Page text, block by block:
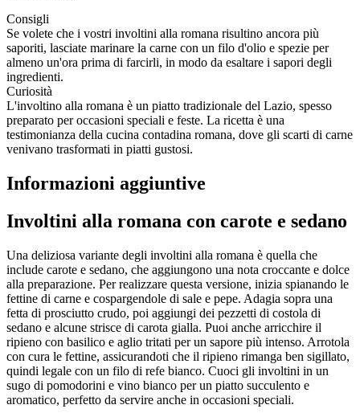
Consigli
Se volete che i vostri involtini alla romana risultino ancora più
saporiti, lasciate marinare la carne con un filo d'olio e spezie per
almeno un'ora prima di farcirli, in modo da esaltare i sapori degli
ingredienti.
Curiosità
L'involtino alla romana è un piatto tradizionale del Lazio, spesso
preparato per occasioni speciali e feste. La ricetta è una
testimonianza della cucina contadina romana, dove gli scarti di carne
venivano trasformati in piatti gustosi.
Informazioni aggiuntive
Involtini alla romana con carote e sedano
Una deliziosa variante degli involtini alla romana è quella che
include carote e sedano, che aggiungono una nota croccante e dolce
alla preparazione. Per realizzare questa versione, inizia spianando le
fettine di carne e cospargendole di sale e pepe. Adagia sopra una
fetta di prosciutto crudo, poi aggiungi dei pezzetti di costola di
sedano e alcune strisce di carota gialla. Puoi anche arricchire il
ripieno con basilico e aglio tritati per un sapore più intenso. Arrotola
con cura le fettine, assicurandoti che il ripieno rimanga ben sigillato,
quindi legale con un filo di refe bianco. Cuoci gli involtini in un
sugo di pomodorini e vino bianco per un piatto succulento e
aromatico, perfetto da servire anche in occasioni speciali.